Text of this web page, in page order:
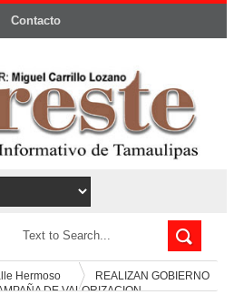
Contacto
Hermoso
REALIZAN GOBIERNO
DE VALORIZACION